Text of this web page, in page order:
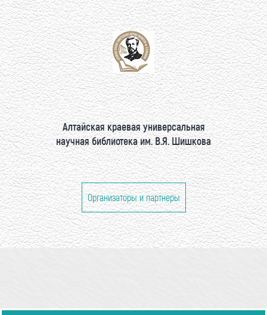
Алтайская краевая универсальная
научная библиотека им. В.Я. Шишкова
Организаторы и партнеры